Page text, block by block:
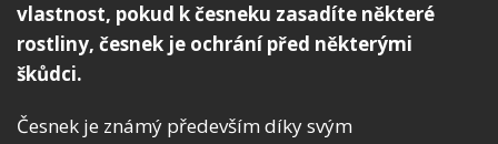
vlastnost, pokud k česneku zasadíte některé
rostliny, česnek je ochrání před některými
škůdci.
Česnek je známý především díky svým